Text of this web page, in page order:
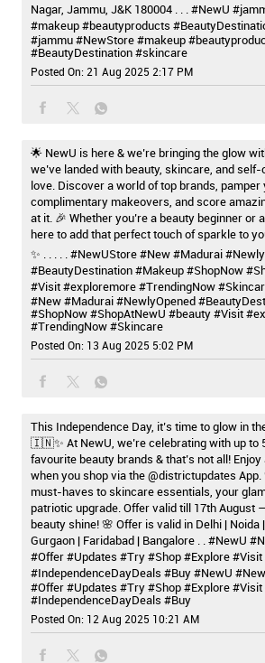
Nagar, Jammu, J&K 180004 . . . #NewU
#makeup #beautyproducts
#jammu#NewStore#makeup
#BeautyDestination#skincare
Posted On: 21 Aug 2025 2:17 PM
🌟 NewU is here & we’re bringing the glow
we’ve landed with beauty, skincare, and
love. Discover a world of top brands,
complimentary makeovers, and score
at it. 🎉 Whether you’re a beauty beginner or
here to add that perfect touch of sparkle to
✨ . . . . . #NewUStore #New #Madurai
#BeautyDestination #Makeup #ShopNow
#Visit #exploremore #TrendingNow
#New#Madurai#NewlyOpened
#ShopNow#ShopAtNewU#beauty#Visit
#TrendingNow#Skincare
Posted On: 13 Aug 2025 5:02 PM
This Independence Day, it’s time to glow in
🇮🇳✨ At NewU, we’re celebrating with up to
favourite beauty brands & that’s not all! Enjoy
when you shop via the @districtupdates
must-haves to skincare essentials, your
patriotic upgrade. Offer valid till 17th August
beauty shine! 🌸 Offer is valid in Delhi | Noida
Gurgaon | Faridabad | Bangalore . . #NewU
#Offer #Updates #Try #Shop #Explore
#IndependenceDayDeals #Buy#NewU
#Offer#Updates #Try#Shop#Explore#Visit
#IndependenceDayDeals #Buy
Posted On: 12 Aug 2025 10:21 AM